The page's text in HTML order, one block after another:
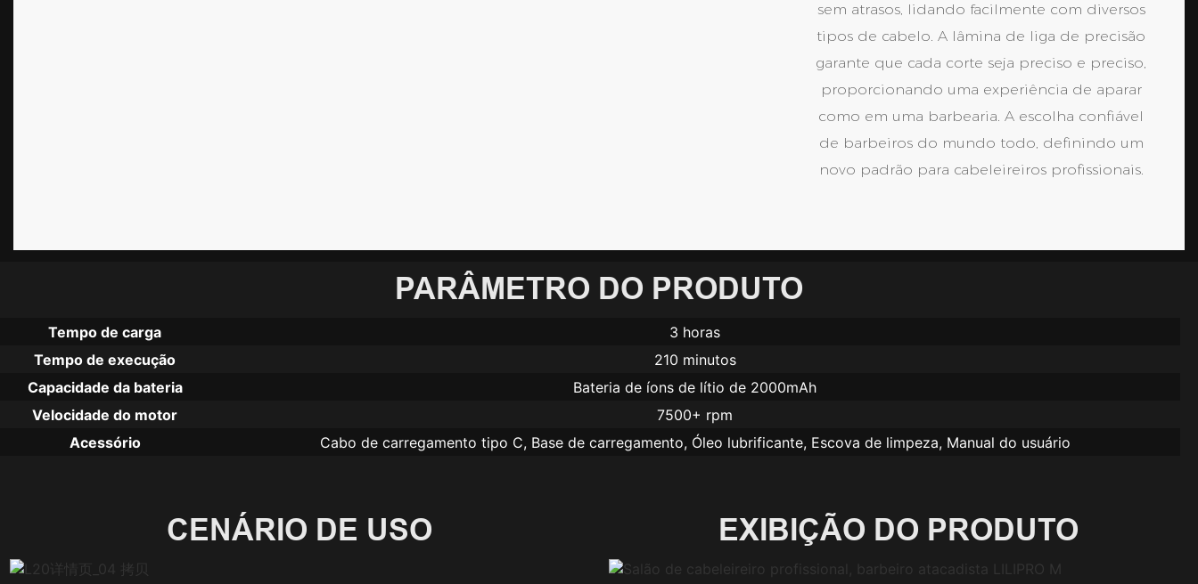
sem atrasos, lidando facilmente com diversos
tipos de cabelo. A lâmina de liga de precisão
garante que cada corte seja preciso e preciso,
proporcionando uma experiência de aparar
como em uma barbearia. A escolha confiável
de barbeiros do mundo todo, definindo um
novo padrão para cabeleireiros profissionais.
PARÂMETRO DO PRODUTO
Tempo de carga
3 horas
Tempo de execução
210 minutos
Capacidade da bateria
Bateria de íons de lítio de 2000mAh
Velocidade do motor
7500+ rpm
Acessório
Cabo de carregamento tipo C, Base de carregamento, Óleo lubrificante, Escova de limpeza, Manual do usuário
CENÁRIO DE USO EXIBIÇÃO DO PRODUTO